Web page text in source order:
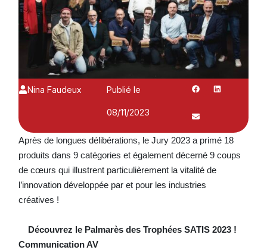
Nina Faudeux
Publié le
08/11/2023
Après de longues délibérations, le Jury 2023 a primé 18
produits dans 9 catégories et également décerné 9 coups
de cœurs qui illustrent particulièrement la vitalité de
l’innovation développée par et pour les industries
créatives !
Découvrez le Palmarès des Trophées SATIS 2023 !
Communication AV